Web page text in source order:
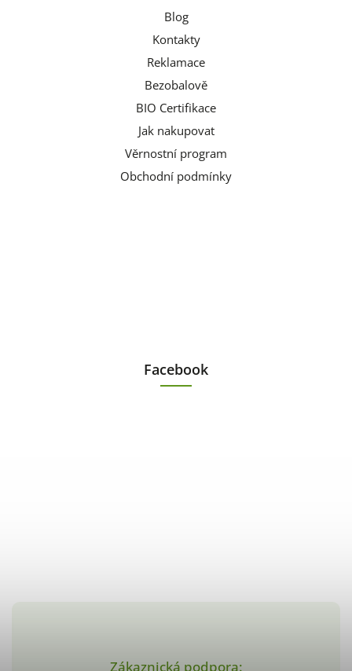
Zákaznická podpora:
Blog
Kontakty
Reklamace
Bezobalově
BIO Certifikace
Jak nakupovat
Věrnostní program
Obchodní podmínky
Facebook